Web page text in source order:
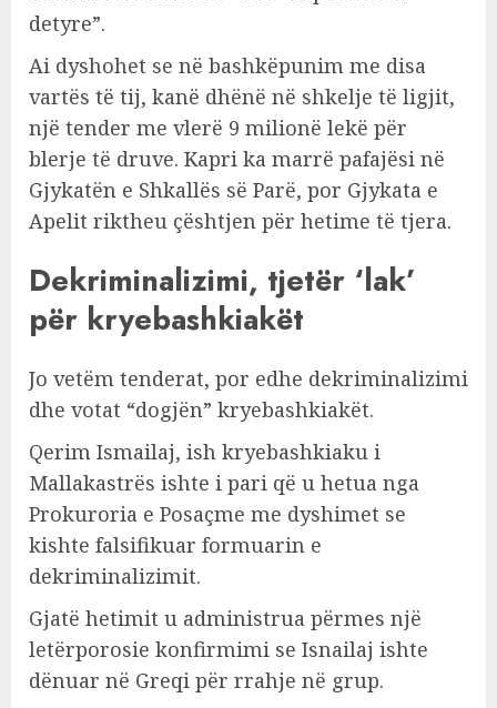
detyre”.
Ai dyshohet se në bashkëpunim me disa
vartës të tij, kanë dhënë në shkelje të ligjit,
një tender me vlerë 9 milionë lekë për
blerje të druve. Kapri ka marrë pafajësi në
Gjykatën e Shkallës së Parë, por Gjykata e
Apelit riktheu çështjen për hetime të tjera.
Dekriminalizimi, tjetër ‘lak’
për kryebashkiakët
Jo vetëm tenderat, por edhe dekriminalizimi
dhe votat “dogjën” kryebashkiakët.
Qerim Ismailaj, ish kryebashkiaku i
Mallakastrës ishte i pari që u hetua nga
Prokuroria e Posaçme me dyshimet se
kishte falsifikuar formuarin e
dekriminalizimit.
Gjatë hetimit u administrua përmes një
letërporosie konfirmimi se Isnailaj ishte
dënuar në Greqi për rrahje në grup.